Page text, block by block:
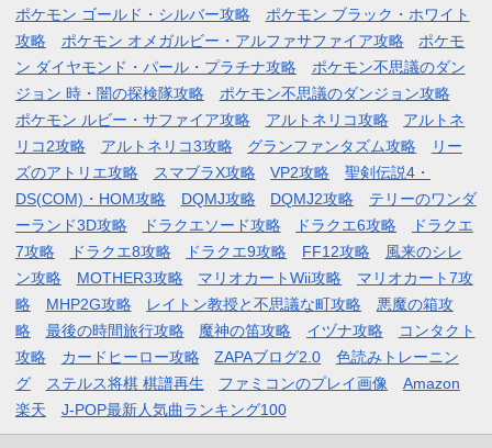
ポケモン ゴールド・シルバー攻略
ポケモン ブラック・ホワイト
攻略
ポケモン オメガルビー・アルファサファイア攻略
ポケモ
ン ダイヤモンド・パール・プラチナ攻略
ポケモン不思議のダン
ジョン 時・闇の探検隊攻略
ポケモン不思議のダンジョン攻略
ポケモン ルビー・サファイア攻略
アルトネリコ攻略
アルトネ
リコ2攻略
アルトネリコ3攻略 グランファンタズム攻略
リー
ズのアトリエ攻略
スマブラX攻略 VP2攻略
聖剣伝説4・
DS(COM)・HOM攻略
DQMJ攻略 DQMJ2攻略
テリーのワンダ
ーランド3D攻略
ドラクエソード攻略 ドラクエ6攻略
ドラクエ
7攻略
ドラクエ8攻略 ドラクエ9攻略 FF12攻略
風来のシレ
ン攻略
MOTHER3攻略 マリオカートWii攻略
マリオカート7攻
略
MHP2G攻略 レイトン教授と不思議な町攻略
悪魔の箱攻
略
最後の時間旅行攻略 魔神の笛攻略 イヅナ攻略
コンタクト
攻略
カードヒーロー攻略 ZAPAブログ2.0
色読みトレーニン
グ
ステルス将棋 棋譜再生 ファミコンのプレイ画像
Amazon
楽天
J-POP最新人気曲ランキング100